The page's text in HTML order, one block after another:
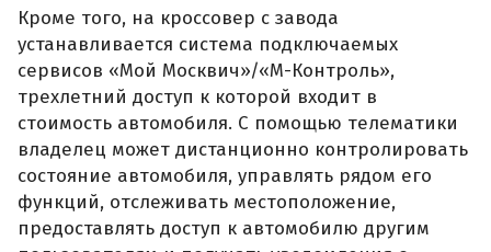
Кроме того, на кроссовер с завода
устанавливается система подключаемых
сервисов «Мой Москвич»/«М-Контроль»,
трехлетний доступ к которой входит в
стоимость автомобиля. С помощью телематики
владелец может дистанционно контролировать
состояние автомобиля, управлять рядом его
функций, отслеживать местоположение,
предоставлять доступ к автомобилю другим